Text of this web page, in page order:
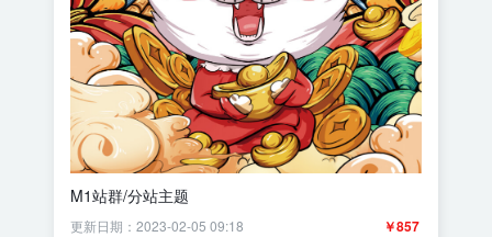
M1站群/分站主题
￥857
更新日期：2023-02-05 09:18